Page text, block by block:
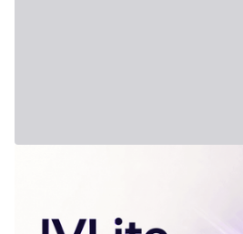
IVLite：IVT精华通知，每月仅29欧元
顾，直接送达您的手机与电脑，仅此而
而是过剩。每天都有数十种分析、相互